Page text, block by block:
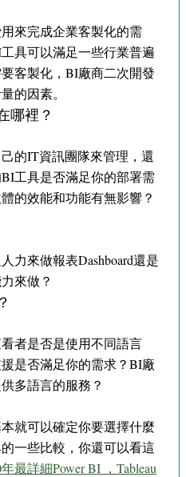
來完成企業客製化的需
具可以滿足一些行業普遍
客製化，BI廠商二次開發
的因素。
哪裡？
的IT資訊團隊來管理，還
工具是否滿足你的部署需
的效能和功能有無影響？
力來做報表Dashboard還是
來做？
者是否是使用不同語言
是否滿足你的需求？BI廠
多語言的服務？
就可以確定你要選擇什麼
一些比較，你還可以看這
最詳細Power BI ，Tableau